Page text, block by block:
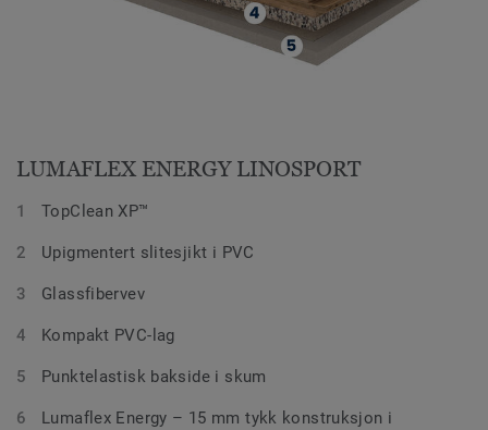
LUMAFLEX ENERGY LINOSPORT
TopClean XP™
Upigmentert slitesjikt i PVC
Glassfibervev
Kompakt PVC-lag
Punktelastisk bakside i skum
Lumaflex Energy – 15 mm tykk konstruksjon i